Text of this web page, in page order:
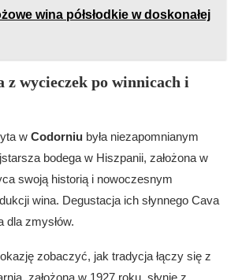
wina półsłodkie w doskonałej
z wycieczek po winnicach i
w Codorniu była niezapomnianym
bodega w Hiszpanii, założona w
swoją historią i nowoczesnym
wina. Degustacja ich słynnego Cava
dla zmysłów.
okazję zobaczyć, jak tradycja łączy się z
założona w 1927 roku, słynie z